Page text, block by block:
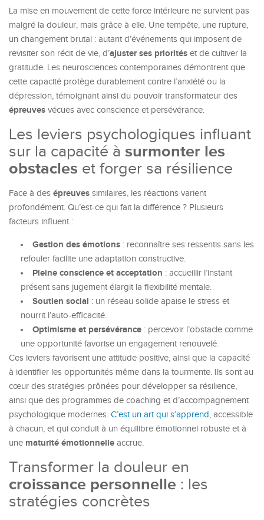
La mise en mouvement de cette force intérieure ne survient pas
malgré la douleur, mais grâce à elle. Une tempête, une rupture,
un changement brutal : autant d’événements qui imposent de
revisiter son récit de vie, d’ajuster ses priorités et de cultiver la
gratitude. Les neurosciences contemporaines démontrent que
cette capacité protège durablement contre l’anxiété ou la
dépression, témoignant ainsi du pouvoir transformateur des
épreuves vécues avec conscience et persévérance.
Les leviers psychologiques influant
sur la capacité à surmonter les
obstacles et forger sa résilience
Face à des épreuves similaires, les réactions varient
profondément. Qu’est-ce qui fait la différence ? Plusieurs
facteurs influent :
Gestion des émotions : reconnaître ses ressentis sans les
refouler facilite une adaptation constructive.
Pleine conscience et acceptation : accueillir l’instant
présent sans jugement élargit la flexibilité mentale.
Soutien social : un réseau solide apaise le stress et
nourrit l’auto-efficacité.
Optimisme et persévérance : percevoir l’obstacle comme
une opportunité favorise un engagement renouvelé.
Ces leviers favorisent une attitude positive, ainsi que la capacité
à identifier les opportunités même dans la tourmente. Ils sont au
cœur des stratégies prônées pour développer sa résilience,
ainsi que des programmes de coaching et d’accompagnement
psychologique modernes. C’est un art qui s’apprend, accessible
à chacun, et qui conduit à un équilibre émotionnel robuste et à
une maturité émotionnelle accrue.
Transformer la douleur en
croissance personnelle : les
stratégies concrètes